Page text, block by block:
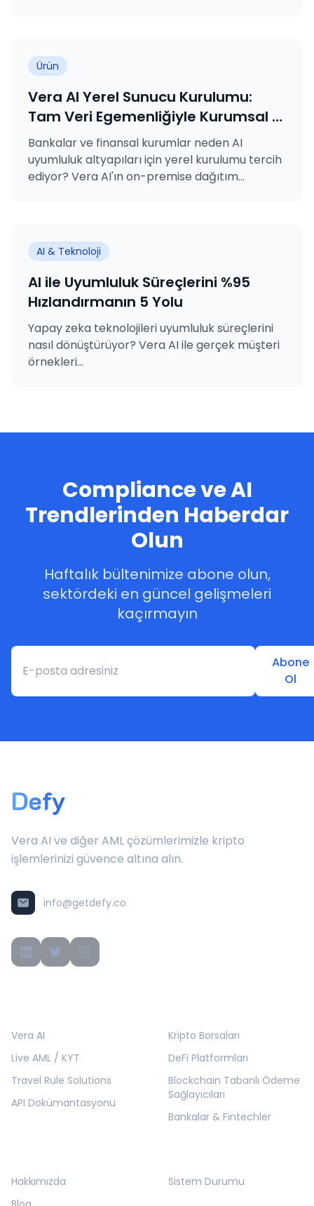
Ürün
Vera AI Yerel Sunucu Kurulumu:
Tam Veri Egemenliğiyle Kurumsal AI
Uyumluluğu
Bankalar ve finansal kurumlar neden AI
uyumluluk altyapıları için yerel kurulumu tercih
ediyor? Vera AI'ın on-premise dağıtım
AI & Teknoloji
AI ile Uyumluluk Süreçlerini %95
Hızlandırmanın 5 Yolu
Yapay zeka teknolojileri uyumluluk süreçlerini
nasıl dönüştürüyor? Vera AI ile gerçek müşteri
örnekleri...
Compliance ve AI
Trendlerinden Haberdar
Olun
Haftalık bültenimize abone olun,
sektördeki en güncel gelişmeleri
kaçırmayın
Abone
Ol
Defy
Vera AI ve diğer AML çözümlerimizle kripto
işlemlerinizi güvence altına alın.
info@getdefy.co
Vera AI
Live AML / KYT
Travel Rule Solutions
API Dokümantasyonu
Kripto Borsaları
DeFi Platformları
Blockchain Tabanlı Ödeme
Sağlayıcıları
Bankalar & Fintechler
Hakkımızda
Sistem Durumu